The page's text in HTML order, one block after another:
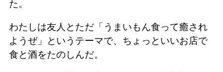
た。
わたしは友人とただ「うまいもん食って癒され
ようぜ」というテーマで、ちょっといいお店で
食と酒をたのしんだ。